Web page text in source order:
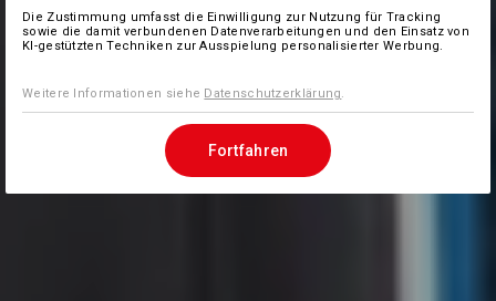
Die Zustimmung umfasst die Einwilligung zur Nutzung für Tracking
sowie die damit verbundenen Datenverarbeitungen und den Einsatz von
KI-gestützten Techniken zur Ausspielung personalisierter Werbung.
Weitere Informationen siehe Datenschutzerklärung
Fortfahren